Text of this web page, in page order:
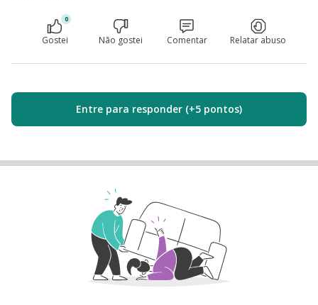
0
Gostei Não gostei Comentar Relatar abuso
Entre para responder (+5 pontos)